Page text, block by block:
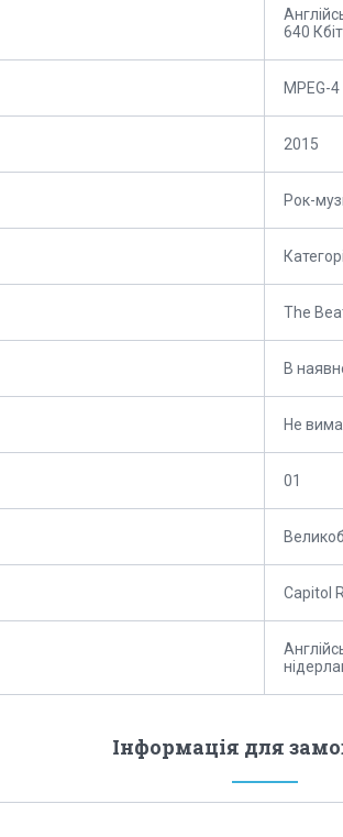
640
MPEG-
2015
Рок-
The
В
Не
01
Capitol
Інформація для